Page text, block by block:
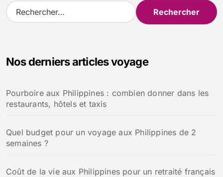
R
e
r
e
r
Nos derniers articles voyage
Pourboire aux Philippines : combien donner dans les
restaurants, hôtels et taxis
Quel budget pour un voyage aux Philippines de 2
semaines ?
Coût de la vie aux Philippines pour un retraité français